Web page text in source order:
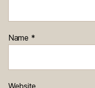
Name *
Website